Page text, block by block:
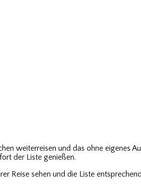
weiterreisen und das ohne eigenes
der Liste genießen.
Reise sehen und die Liste